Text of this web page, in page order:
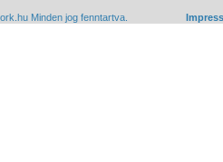
Minden jog fenntartva.